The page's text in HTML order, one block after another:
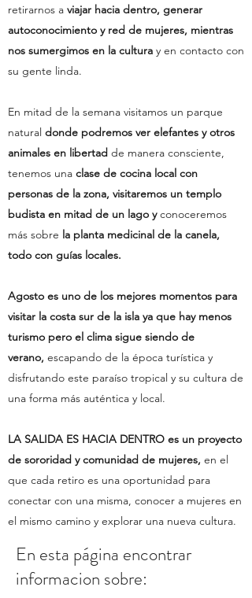
retirarnos a viajar hacia dentro, generar
autoconocimiento y red de mujeres, mientras
nos sumergimos en la cultura y en contacto con
su gente linda.
En mitad de la semana visitamos un parque
natural donde podremos ver elefantes y otros
animales en libertad de manera consciente,
tenemos una clase de cocina local con
personas de la zona, visitaremos un templo
budista en mitad de un lago yconoceremos
más sobre la planta medicinal de la canela,
todo con guías locales.
Agosto es uno de los mejores momentos para
visitar la costa sur de la isla ya que hay menos
turismo pero el clima sigue siendo de
verano, escapando de la época turística y
disfrutando este paraíso tropical y su cultura de
una forma más auténtica y local.
LA SALIDA ES HACIA DENTRO es un proyecto
de sororidad y comunidad de mujeres, en el
que cada retiro es una oportunidad para
conectar con una misma, conocer a mujeres en
el mismo camino y explorar una nueva cultura.
En esta página encontrar
informacion sobre: